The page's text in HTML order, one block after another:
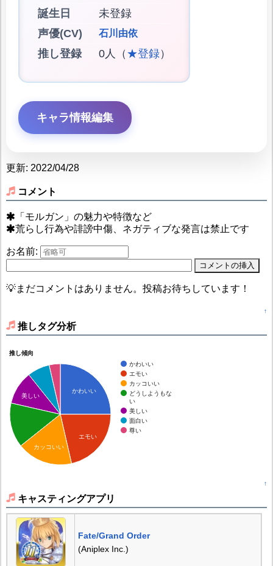
誕生日
未登録
声優(CV)
石川由依
推し登録 0人（ ★登録）
キャラ情報編集
更新: 2022/04/28
コメント
「モルガン」の魅力や特徴など
荒らし行為や誹謗中傷、ネガティブな発言は禁止です
お名前:
💡まだコメントはありません。投稿お待ちしています！
↑
推しタグ分析
推し傾向
かわいい
エモい
カッコいい
どうしようもな
い
美しい
面白い
尊い
かわいい
エモい
美しい
カッコいい
↑
キャスティングアプリ
Fate/Grand Order
(Aniplex Inc.)